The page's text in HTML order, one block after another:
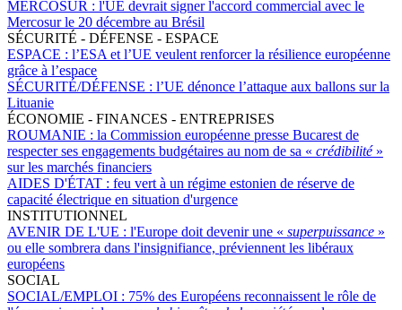
MERCOSUR : l'UE devrait signer l'accord commercial avec le
Mercosur le 20 décembre au Brésil
SÉCURITÉ - DÉFENSE - ESPACE
ESPACE : l’ESA et l’UE veulent renforcer la résilience européenne
grâce à l’espace
SÉCURITÉ/DÉFENSE : l’UE dénonce l’attaque aux ballons sur la
Lituanie
ÉCONOMIE - FINANCES - ENTREPRISES
ROUMANIE : la Commission européenne presse Bucarest de
respecter ses engagements budgétaires au nom de sa « crédibilité »
sur les marchés financiers
AIDES D'ÉTAT : feu vert à un régime estonien de réserve de
capacité électrique en situation d'urgence
INSTITUTIONNEL
AVENIR DE L'UE : l'Europe doit devenir une « superpuissance »
ou elle sombrera dans l'insignifiance, préviennent les libéraux
européens
SOCIAL
SOCIAL/EMPLOI : 75% des Européens reconnaissent le rôle de